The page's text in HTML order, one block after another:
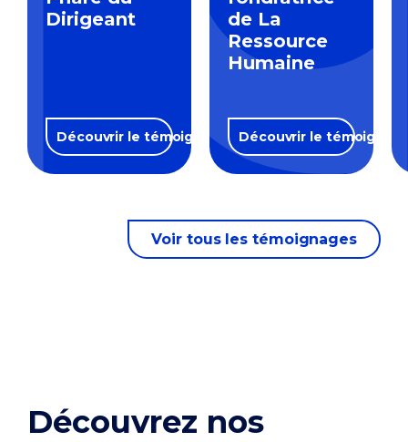
Dirigeant
Découvrir le témoignage
de La
Ressource
Humaine
Découvrir le
Voir tous les témoignages
Découvrez nos